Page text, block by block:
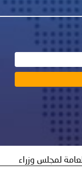
لمجلس وزراء